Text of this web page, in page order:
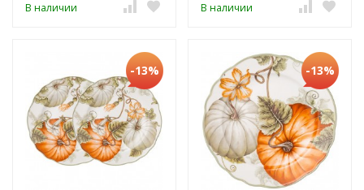
В наличии В наличии
-13% -13%